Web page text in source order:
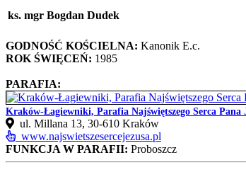
ks. mgr Bogdan Dudek
GODNOŚĆ KOŚCIELNA: Kanonik E.c.
ROK ŚWIĘCEŃ: 1985
PARAFIA:
Kraków-Łagiewniki, Parafia Najświętszego Serca Pana
ul. Millana 13, 30‑610 Kraków
www.najswietszesercejezusa.pl
FUNKCJA W PARAFII: Proboszcz